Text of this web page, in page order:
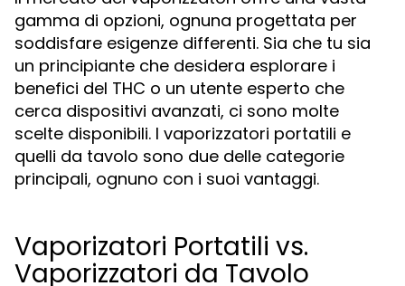
gamma di opzioni, ognuna progettata per
soddisfare esigenze differenti. Sia che tu sia
un principiante che desidera esplorare i
benefici del THC o un utente esperto che
cerca dispositivi avanzati, ci sono molte
scelte disponibili. I vaporizzatori portatili e
quelli da tavolo sono due delle categorie
principali, ognuno con i suoi vantaggi.
Vaporizatori Portatili vs.
Vaporizzatori da Tavolo